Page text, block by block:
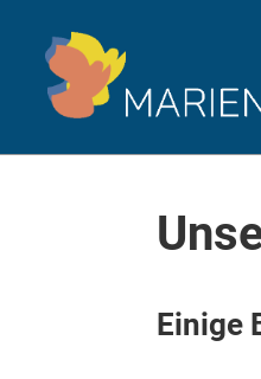
Einige